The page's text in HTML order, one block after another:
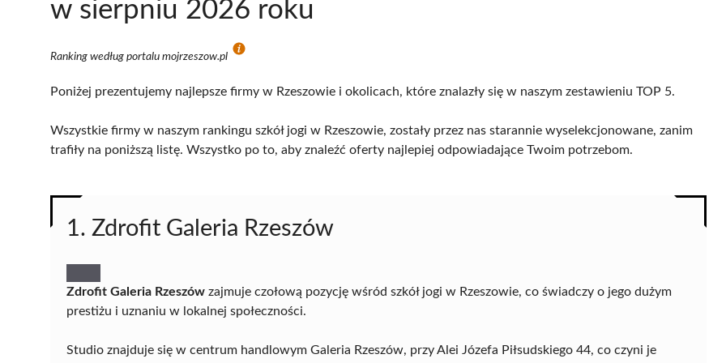
w sierpniu 2026 roku
Ranking według portalu mojrzeszow.pl
Poniżej prezentujemy najlepsze firmy w Rzeszowie i okolicach, które znalazły się w naszym zestawieniu TOP 5.
Wszystkie firmy w naszym rankingu szkół jogi w Rzeszowie, zostały przez nas starannie wyselekcjonowane, zanim
trafiły na poniższą listę. Wszystko po to, aby znaleźć oferty najlepiej odpowiadające Twoim potrzebom.
1. Zdrofit Galeria Rzeszów
Zdrofit Galeria Rzeszów zajmuje czołową pozycję wśród szkół jogi w Rzeszowie, co świadczy o jego dużym
prestiżu i uznaniu w lokalnej społeczności.
Studio znajduje się w centrum handlowym Galeria Rzeszów, przy Alei Józefa Piłsudskiego 44, co czyni je